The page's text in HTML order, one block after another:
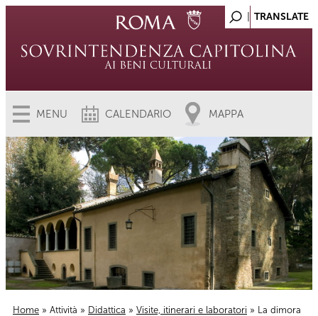
MENU CALENDARIO MAPPA
Home » Attività » Didattica » Visite, itinerari e laboratori » La dimora